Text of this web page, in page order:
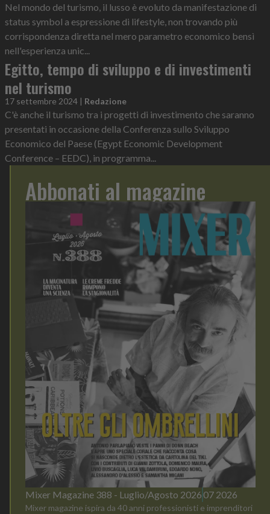
Nel mondo del turismo, il lusso è evoluto da manifestazione di
status symbol a espressione di lifestyle, non trovando più
corrispondenza diretta nel mero parametro economico bensì
nell'esperienza unic...
Egitto, tempo di sviluppo e di investimenti
nel turismo
17 settembre 2024 Redazione
C'è anche il turismo tra i progetti di investimento che saranno
presentati in occasione della Conferenza sullo Sviluppo
Economico del Paese (Egypt Economic Development
Conference – EEDC), in programma...
Abbonati al magazine
Mixer Magazine 388 - Luglio/Agosto 2026 07 2026
Mixer magazine ispira da 40 anni professionisti e imprenditori